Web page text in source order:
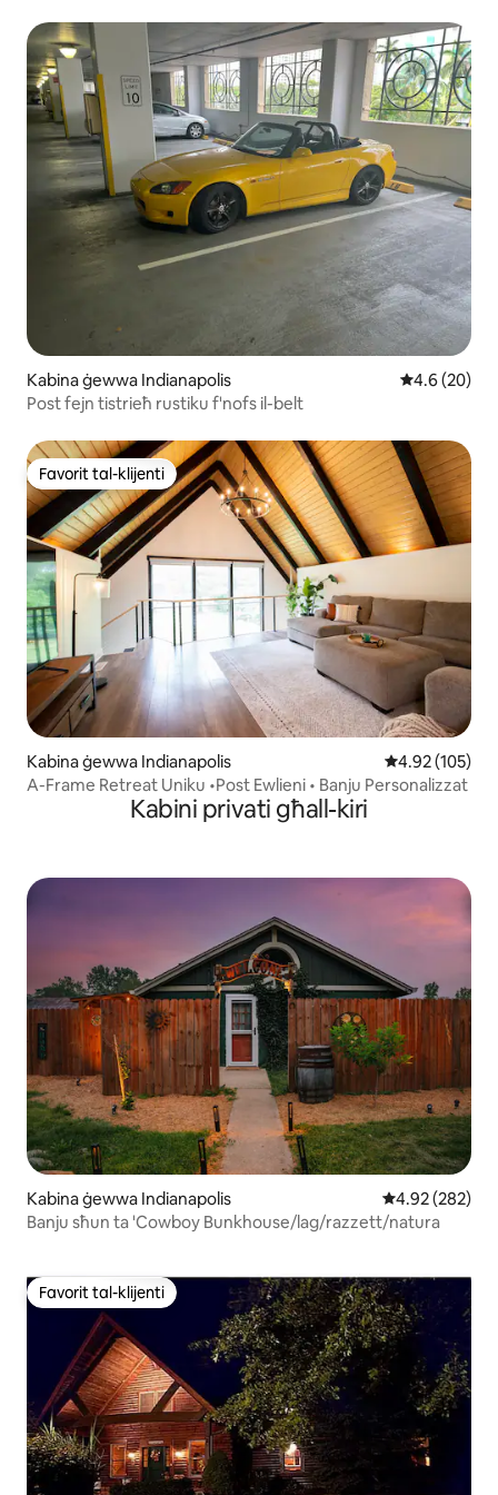
Kabina ġewwa Indianapolis Rating
4.6 (20)
Post fejn tistrieħ rustiku f'nofs il-belt
Favorit tal-klijenti
Favorit tal-klijenti
Kabina ġewwa Indianapolis Rating medju
4.92 (105)
A-Frame Retreat Uniku •Post Ewlieni • Banju Personalizzat
Kabini privati għall-kiri
Kabina ġewwa Indianapolis Rating medju
4.92 (282)
Banju sħun ta 'Cowboy Bunkhouse/lag/razzett/natura
Favorit tal-klijenti
Favorit tal-klijenti